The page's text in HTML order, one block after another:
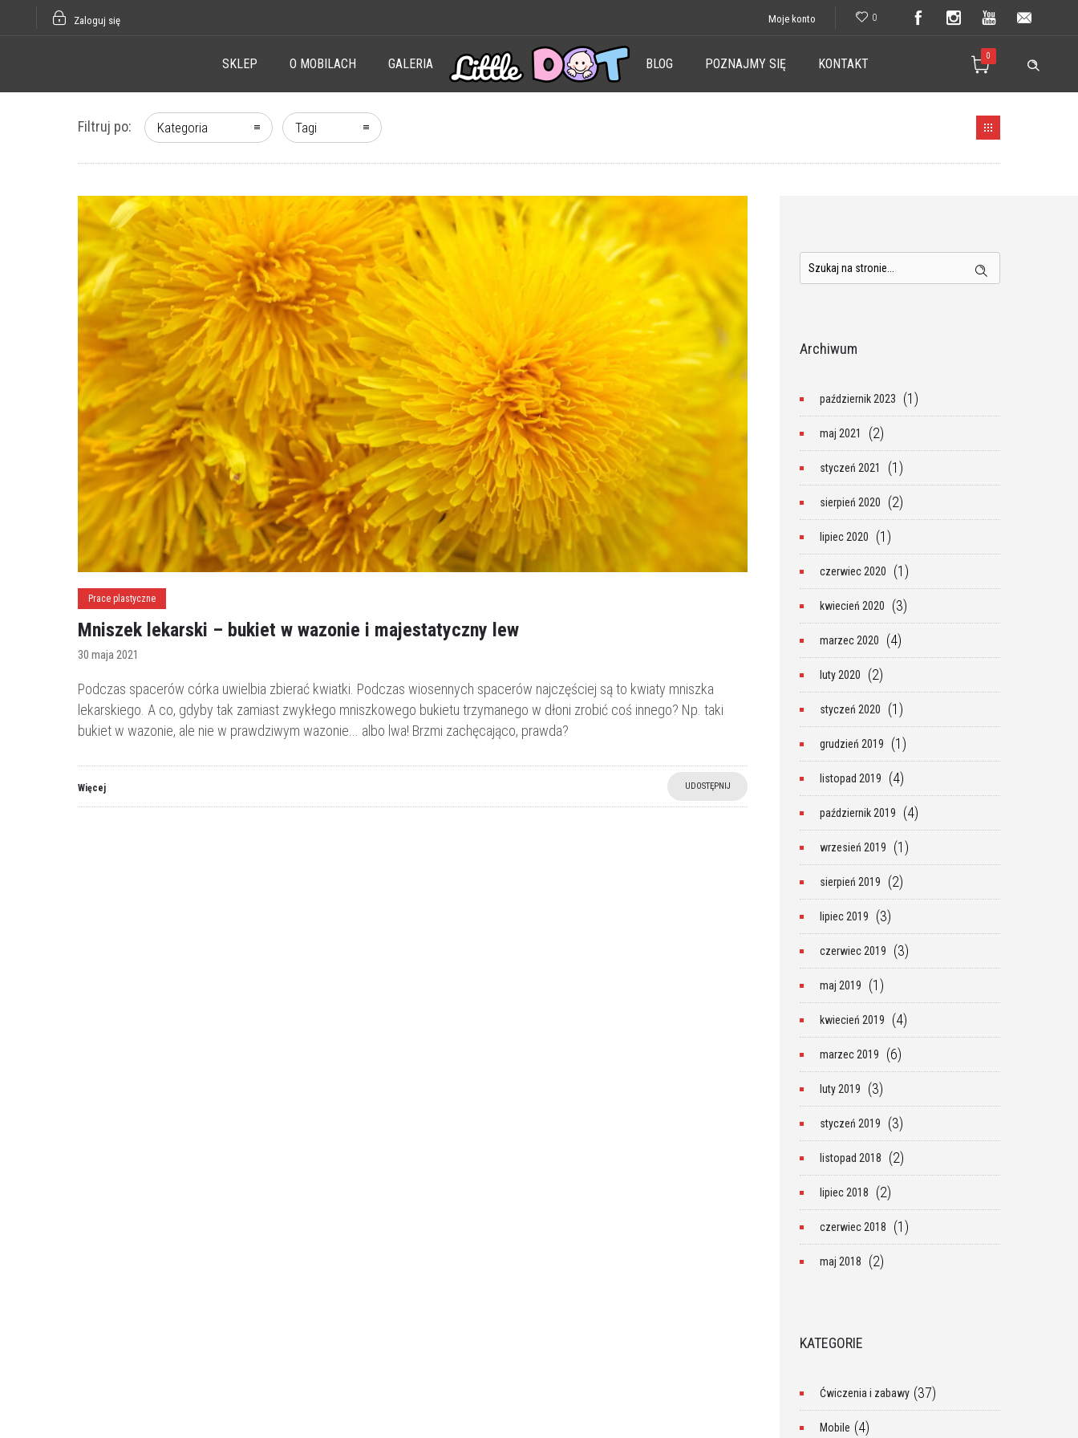
Zaloguj się 0
Moje konto
0
SKLEP O MOBILACH GALERIA BLOG POZNAJMY SIĘ KONTAKT
Filtruj po: Kategoria Tagi
Prace plastyczne
Mniszek lekarski – bukiet w wazonie i majestatyczny lew
30 maja 2021
Podczas spacerów córka uwielbia zbierać kwiatki. Podczas wiosennych spacerów najczęściej są to kwiaty mniszka
lekarskiego. A co, gdyby tak zamiast zwykłego mniszkowego bukietu trzymanego w dłoni zrobić coś innego? Np. taki
bukiet w wazonie, ale nie w prawdziwym wazonie... albo lwa! Brzmi zachęcająco, prawda?
Więcej UDOSTĘPNIJ
Archiwum
październik 2023 (1)
maj 2021 (2)
styczeń 2021 (1)
sierpień 2020 (2)
lipiec 2020 (1)
czerwiec 2020 (1)
kwiecień 2020 (3)
marzec 2020 (4)
luty 2020 (2)
styczeń 2020 (1)
grudzień 2019 (1)
listopad 2019 (4)
październik 2019 (4)
wrzesień 2019 (1)
sierpień 2019 (2)
lipiec 2019 (3)
czerwiec 2019 (3)
maj 2019 (1)
kwiecień 2019 (4)
marzec 2019 (6)
luty 2019 (3)
styczeń 2019 (3)
listopad 2018 (2)
lipiec 2018 (2)
czerwiec 2018 (1)
maj 2018 (2)
KATEGORIE
Ćwiczenia i zabawy (37)
Mobile (4)